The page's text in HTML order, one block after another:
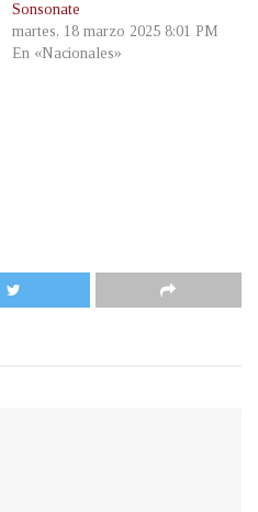
Sonsonate
martes, 18 marzo 2025 8:01 PM
En «Nacionales»